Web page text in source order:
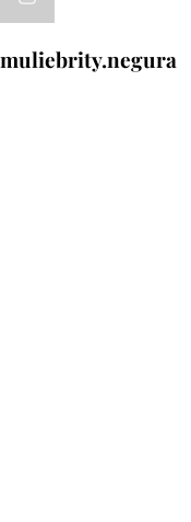
muliebrity.negura